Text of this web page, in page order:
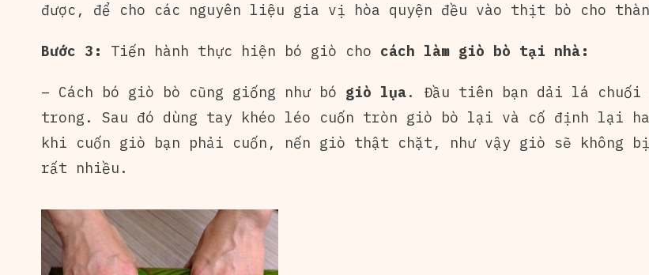
được, để cho các nguyên liệu gia vị hòa quyện đều vào thịt bò cho
Bước 3: Tiến hành thực hiện bó giò cho cách làm giò bò tại nhà:
– Cách bó giò bò cũng giống như bó giò lụa. Đầu tiên bạn dải lá
trong. Sau đó dùng tay khéo léo cuốn tròn giò bò lại và cố định lại
khi cuốn giò bạn phải cuốn, nến giò thật chặt, như vậy giò sẽ không
rất nhiều.